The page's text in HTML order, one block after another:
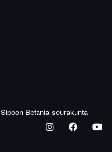
Betania-seurakunta